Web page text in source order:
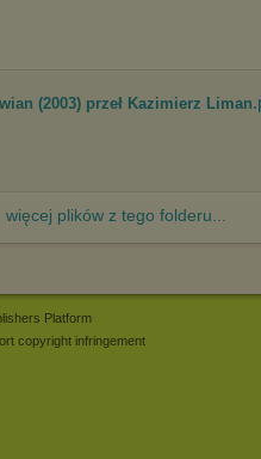
(2003) przeł Kazimierz Liman
więcej plików z tego folderu...
Platform
copyright infringement